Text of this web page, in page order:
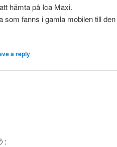
hämta på Ica Maxi.
som fanns i gamla mobilen till
a reply
: